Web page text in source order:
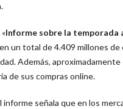
Informe sobre la temporada
un total de 4.409 millones
Además,
de sus compras online.
informe señala que en los